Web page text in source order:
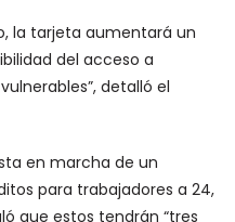
la tarjeta aumentará un
del acceso a
detalló el
en marcha de un
para trabajadores a 24,
que estos tendrán “tres